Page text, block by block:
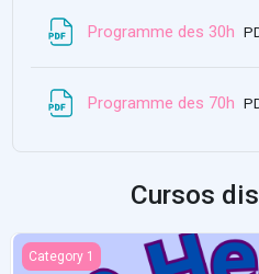
Programme des 30h
Programme des 70h
Cursos
Statistiques et recherches
Category 1